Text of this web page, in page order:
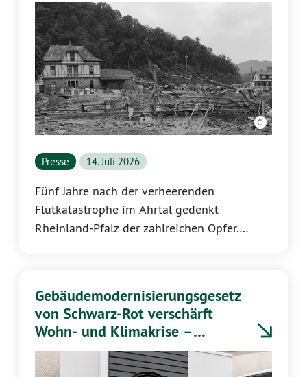
Presse 14. Juli 2026
Fünf Jahre nach der verheerenden
Flutkatastrophe im Ahrtal gedenkt
Rheinland-Pfalz der zahlreichen Opfer.
Gebäudemodernisierungsgesetz
von Schwarz-Rot verschärft
Wohn- und Klimakrise –
Landesregierung muss
Länderöffnungsklausel nutzen